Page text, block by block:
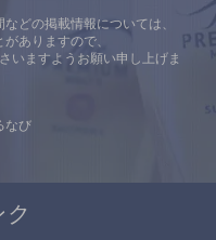
どの掲載情報については、
ありますので、
いますようお願い申し上げま
なび